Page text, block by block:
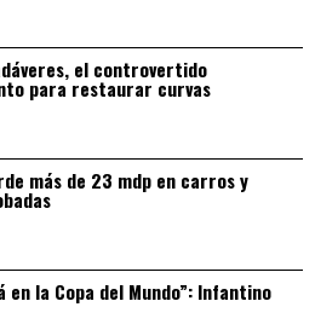
el controvertido
para restaurar curvas
más de 23 mdp en carros y
en la Copa del Mundo”: Infantino